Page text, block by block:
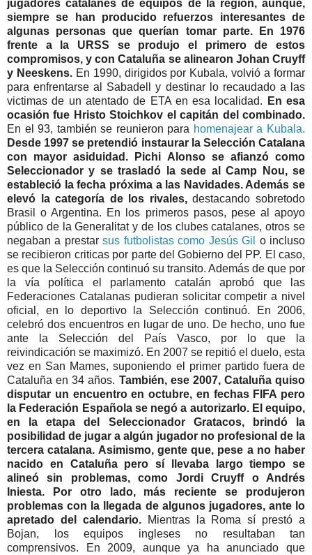
jugadores catalanes de equipos de la región, aunque,
siempre se han producido refuerzos interesantes de
algunas personas que querían tomar parte. En 1976
frente a la URSS se produjo el primero de estos
compromisos, y con Cataluña se alinearon Johan Cruyff
y Neeskens.En 1990, dirigidos por Kubala, volvió a formar
para enfrentarse al Sabadell y destinar lo recaudado a las
victimas de un atentado de ETA en esa localidad.
En esa
ocasión fue Hristo Stoichkov el capitán del combinado.
En el 93, también se reunieron para homenajear a Kubala.
Desde 1997 se pretendió instaurar la Selección Catalana
con mayor asiduidad. Pichi Alonso se afianzó como
Seleccionador y se trasladó la sede al Camp Nou, se
estableció la fecha próxima a las Navidades. Además se
elevó la categoría de los rivales,destacando sobretodo
Brasil o Argentina. En los primeros pasos, pese al apoyo
público de la Generalitat y de los clubes catalanes, otros se
negaban a prestarsus futbolistas como Jesús Gil
o incluso
se recibieron criticas por parte del Gobierno del PP. El caso,
es que la Selección continuó su transito. Además de que por
la vía política el parlamento catalán aprobó que las
Federaciones Catalanas pudieran solicitar competir a nivel
oficial, en lo deportivo la Selección continuó. En 2006,
celebró dos encuentros en lugar de uno. De hecho, uno fue
ante la Selección del País Vasco, por lo que la
reivindicación se maximizó. En 2007 se repitió el duelo, esta
vez en San Mames, suponiendo el primer partido fuera de
Cataluña en 34 años. También, ese 2007, Cataluña quiso
disputar un encuentro en octubre, en fechas FIFA pero
la Federación Española se negó a autorizarlo. El equipo,
en la etapa del Seleccionador Gratacos, brindó la
posibilidad de jugar a algún jugador no profesional de la
tercera catalana. Asimismo, gente que, pese a no haber
nacido en Cataluña pero sí llevaba largo tiempo se
alineó sin problemas, como Jordi Cruyff o Andrés
Iniesta. Por otro lado, más reciente se produjeron
problemas con la llegada de algunos jugadores, ante lo
apretado del calendario.Mientras la Roma sí prestó a
Bojan, los equipos ingleses no resultaban tan
comprensivos. En 2009, aunque ya ha anunciado que